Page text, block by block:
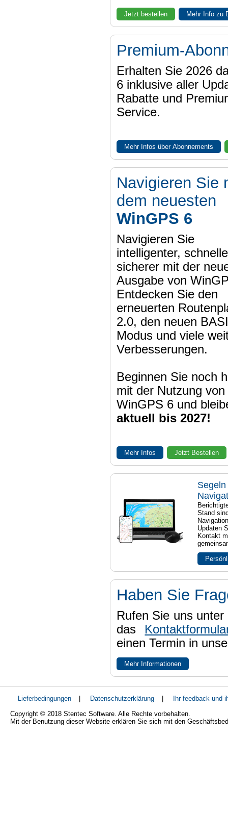
Jetzt bestellen Mehr Info zu
Premium-
Erhalten Sie 2026
6 inklusive aller
Rabatte und
Service.
Mehr Infos über Abonnements
Navigieren Sie
dem neuesten
WinGPS 6
Navigieren Sie
intelligenter,
sicherer mit der
Ausgabe von
Entdecken Sie den
erneuerten
2.0, den neuen
Modus und viele
Verbesserungen.
Beginnen Sie noch
mit der Nutzung von
WinGPS 6 und
aktuell bis 2027!
Mehr Infos Jetzt Bestellen
Stand
Updaten
Kontakt
Haben Sie
Rufen Sie uns
das
einen Termin in
Mehr Informationen
Lieferbedingungen | Datenschutzerklärung |
Ihr feedback und
Copyright © 2018 Stentec Software. Alle Rechte vorbehalten.
Mit der Benutzung dieser Website erklären Sie sich mit den